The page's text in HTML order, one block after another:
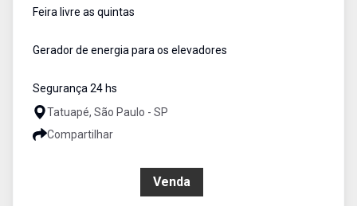
Feira livre as quintas
Gerador de energia para os elevadores
Segurança 24 hs
Tatuapé, São Paulo - SP
Compartilhar
Venda